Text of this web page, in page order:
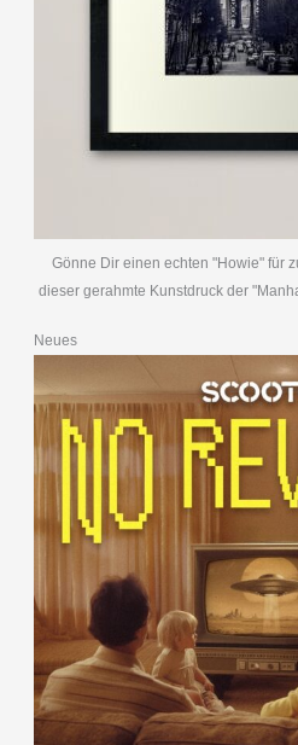
Gönne Dir einen echten "Howie" für
dieser gerahmte Kunstdruck der
Neues